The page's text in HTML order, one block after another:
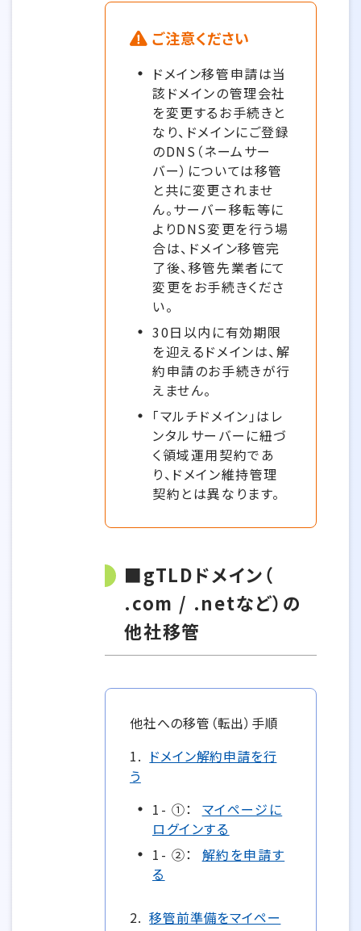
ご注意ください
ドメイン移管申請は当
該ドメインの管理会社
を変更するお手続きと
なり、ドメインにご登録
のDNS（ネームサー
バー）については移管
と共に変更されませ
ん。サーバー移転等に
よりDNS変更を行う場
合は、ドメイン移管完
了後、移管先業者にて
変更をお手続きくださ
い。
30日以内に有効期限
を迎えるドメインは、解
約申請のお手続きが行
えません。
「マルチドメイン」はレ
ンタルサーバーに紐づ
く領域運用契約であ
り、ドメイン維持管理
契約とは異なります。
■gTLDドメイン（
.com / .netなど）の
他社移管
他社への移管（転出）手順
1. ドメイン解約申請を行
う
1- ①：
マイページに
ログインする
1- ②：
解約を申請す
る
2. 移管前準備をマイペー